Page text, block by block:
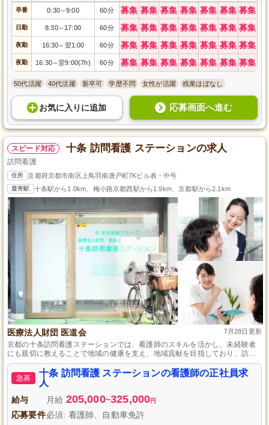
早番 0:30～9:00 60分 募集 募集 募集 募集 募集 募集 募集
日勤 8:30～ 17:00 60分 募集 募集 募集 募集 募集 募集 募集
夜勤 16:30～ 翌1:00 60分 募集 募集 募集 募集 募集 募集 募集
夜勤 16:30～翌9:00(7h) 60分 募集 募集 募集 募集 募集 募集 募集
50代活躍 40代活躍 新卒可 学歴不問 女性が活躍 残業ほぼなし
お気に入り に追加 応募画面へ進む
スピード対応 十条 訪問看護 ステーションの求人
訪問看護
住所 京都府京都市南区上鳥羽南唐戸町7Kビル表・中号
最寄駅 十条駅から1.0km、梅小路京都西駅から1.9km、京都駅から2.1km
医療法人財団 医道会 7月28日更新
京都の十条訪問看護ステーションでは、看護師のスキルを活かし、未経験者
にも親切に教えることで地域の健康を支え、地域貢献を目指しており、訪問
看護としてのやりがいを感じられる環境です。
急募
十条 訪問看護 ステーションの看護師の正社員求
人
給与 月給 205,000~325,000円
応募要件必須: 看護師、自動車免許